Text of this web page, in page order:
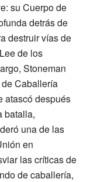
su Cuerpo de
detrás de
destruir vías de
de los
Stoneman
Caballería
atascó después
batalla,
una de las
en
las críticas de
de caballería,